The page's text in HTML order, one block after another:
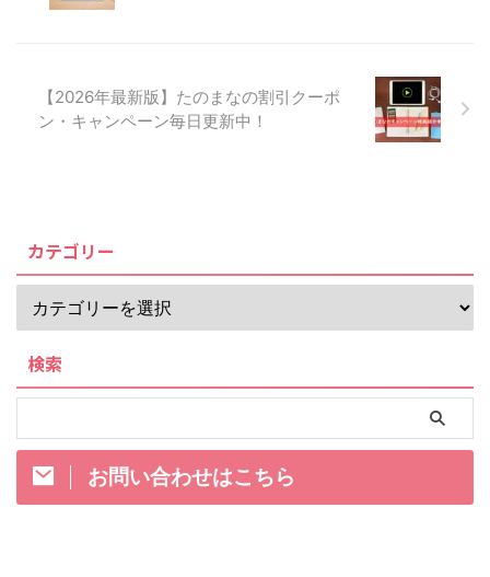
【2026年最新版】たのまなの割引クーポ
ン・キャンペーン毎日更新中！
カテゴリー
検索
お問い合わせはこちら